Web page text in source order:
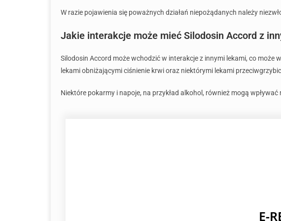
W razie pojawienia się poważnych działań niepożądanych należy
Jakie interakcje może mieć Silodosin Accord z
Silodosin Accord może wchodzić w interakcje z innymi lekami, co może
lekami obniżającymi ciśnienie krwi oraz niektórymi lekami
Niektóre pokarmy i napoje, na przykład alkohol, również mogą
E-